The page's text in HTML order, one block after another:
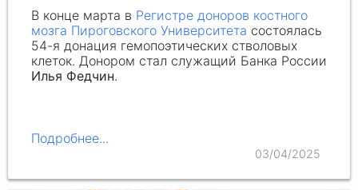
В конце марта в Регистре доноров костного
мозга Пироговского Университета состоялась
54-я донация гемопоэтических стволовых
клеток. Донором стал служащий Банка России
Илья Федчин.
Подробнее...
03/04/2025